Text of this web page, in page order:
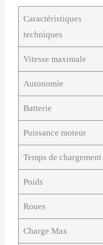
Caractéristiques
techniques
Vitesse maximale
Autonomie
Batterie
Puissance moteur
Temps de chargement
Poids
Roues
Charge Max